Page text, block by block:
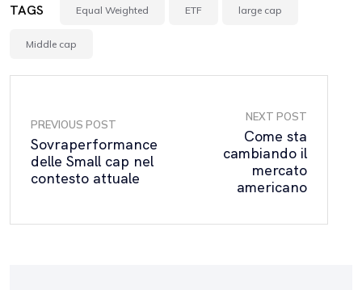
TAGS Equal Weighted ETF large cap
Middle cap
PREVIOUS POST
Sovraperformance
delle Small cap nel
contesto attuale
NEXT POST
Come sta
cambiando il
mercato
americano